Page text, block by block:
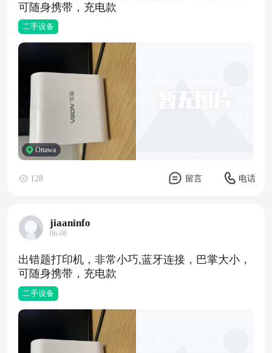
可随身携带，充电款
二手设备
Ottawa
128 留言 电话
jiaaninfo
06-08
出错题打印机，非常小巧,蓝牙连接，巴掌大小，
可随身携带，充电款
二手设备